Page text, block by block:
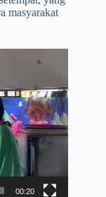
masyarakat
00:20